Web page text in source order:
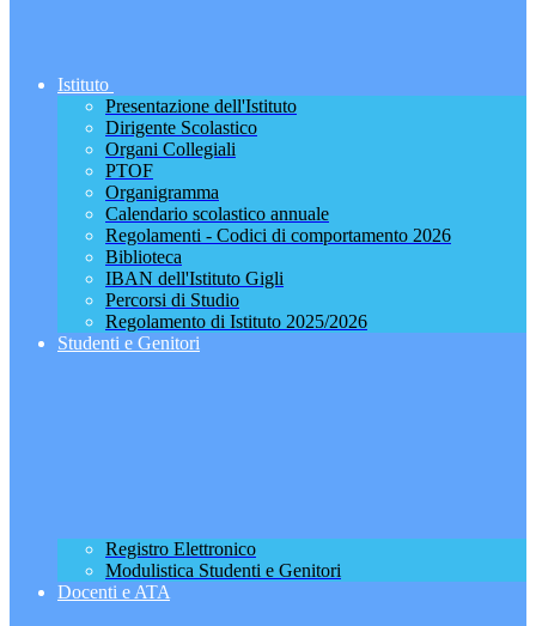
Istituto
Presentazione dell'Istituto
Dirigente Scolastico
Organi Collegiali
PTOF
Organigramma
Calendario scolastico annuale
Regolamenti - Codici di comportamento 2026
Biblioteca
IBAN dell'Istituto Gigli
Percorsi di Studio
Regolamento di Istituto 2025/2026
Studenti e Genitori
Registro Elettronico
Modulistica Studenti e Genitori
Docenti e ATA